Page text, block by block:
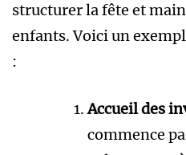
structurer la fête et
enfants. Voici un
:
Accueil des
commence